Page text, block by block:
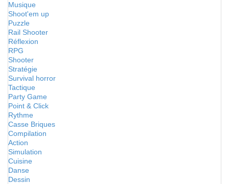
Musique
Shoot'em up
Puzzle
Rail Shooter
Réflexion
RPG
Shooter
Stratégie
Survival horror
Tactique
Party Game
Point & Click
Rythme
Casse Briques
Compilation
Action
Simulation
Cuisine
Danse
Dessin